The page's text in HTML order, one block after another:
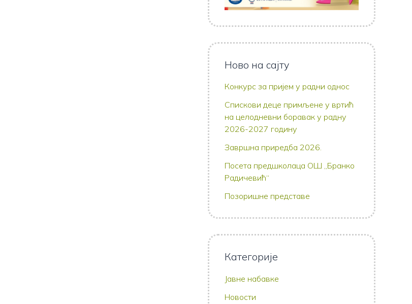
Ново на сајту
Конкурс за пријем у радни однос
Спискови деце примљене у вртић
на целодневни боравак у радну
2026-2027 годину
Завршна приредба 2026.
Посета предшколаца ОШ ,,Бранко
Радичевић“
Позоришне представе
Категорије
Јавне набавке
Новости